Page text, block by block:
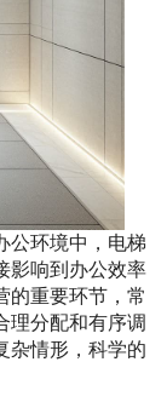
公环境中，电梯
影响到办公效率
的重要环节，常
理分配和有序调
杂情形，科学的